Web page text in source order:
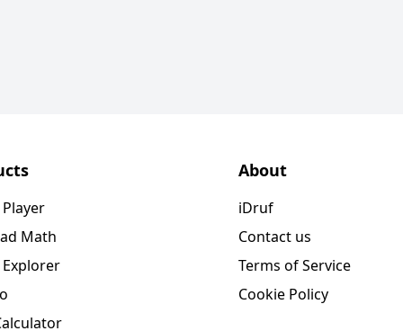
Math
About
iDruf
Contact us
Terms of Service
Cookie Policy